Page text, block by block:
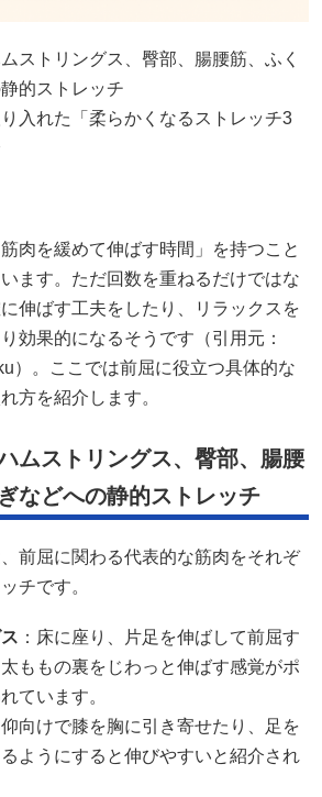
ストリングス、臀部、腸腰筋、ふく
的ストレッチ
入れた「柔らかくなるストレッチ3
肉を緩めて伸ばす時間」を持つこと
ます。ただ回数を重ねるだけではな
伸ばす工夫をしたり、リラックスを
効果的になるそうです（引用元：
）。ここでは前屈に役立つ具体的な
方を紹介します。
ムストリングス、臀部、腸腰
などへの静的ストレッチ
前屈に関わる代表的な筋肉をそれぞ
チです。
：床に座り、片足を伸ばして前屈す
ももの裏をじわっと伸ばす感覚がポ
ています。
仰向けで膝を胸に引き寄せたり、足を
ようにすると伸びやすいと紹介され